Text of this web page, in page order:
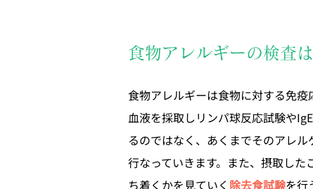
食物アレルギーの検査
食物アレルギーは食物に対する免疫
血液を採取しリンパ球反応試験や
るのではなく、あくまでそのアレ
行なっていきます。また、摂取し
ち着くかを見ていく 除去食試験を行